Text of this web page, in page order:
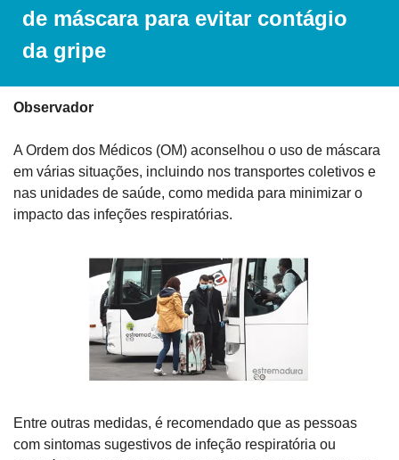
de máscara para evitar contágio
da gripe
Observador
A Ordem dos Médicos (OM) aconselhou o uso de máscara
em várias situações, incluindo nos transportes coletivos e
nas unidades de saúde, como medida para minimizar o
impacto das infeções respiratórias.
Entre outras medidas, é recomendado que as pessoas
com sintomas sugestivos de infeção respiratória ou